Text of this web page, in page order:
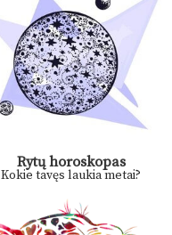
Rytų horoskopas
Kokie tavęs laukia metai?